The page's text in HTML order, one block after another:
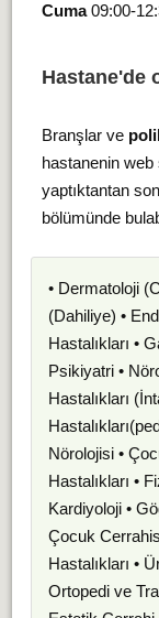
Cuma09:00-
Hastane'de
Branşlar ve
hastanenin
yaptıktantan
bölümünde
• Dermatoloji
(Dahiliye) •
Hastalıkları •
Psikiyatri •
Hastalıkları
Nörolojisi •
Hastalıkları •
Kardiyoloji •
Çocuk
Hastalıkları •
Ortopedi ve